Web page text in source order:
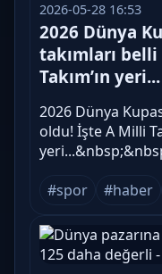
2026-05-28 16:53
2026 Dünya
takımları
Takım’ın
2026 Dünya
oldu! İşte A Milli
#spor
#haber